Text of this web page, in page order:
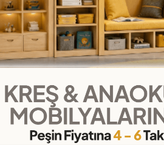
Gizlilik ve
Garanti ve İade
KVKK